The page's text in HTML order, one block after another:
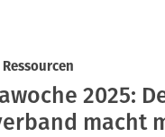
2025:
macht